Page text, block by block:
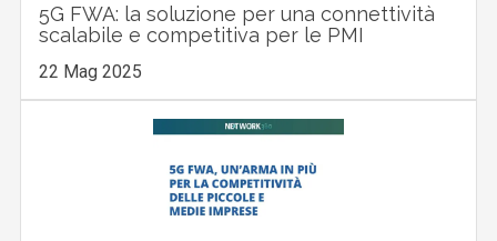
5G FWA: la soluzione per una connettività
scalabile e competitiva per le PMI
22 Mag 2025